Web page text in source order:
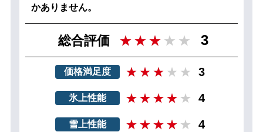
かありません。
総合評価 3
価格満足度 3
氷上性能 4
雪上性能 4